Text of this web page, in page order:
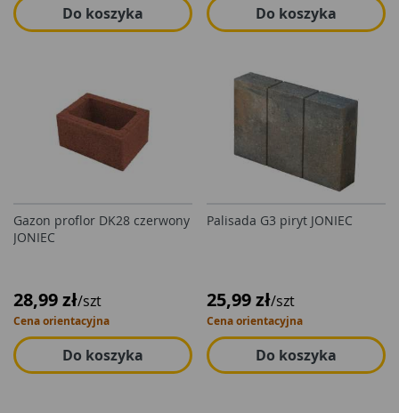
Do koszyka Do koszyka
Gazon proflor DK28 czerwony
JONIEC
28,99 zł/szt
Cena orientacyjna
Do koszyka
Palisada G3 piryt JONIEC
25,99 zł/szt
Cena orientacyjna
Do koszyka